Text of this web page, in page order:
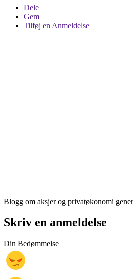
Dele
Gem
Tilføj en Anmeldelse
Blogg om aksjer og privatøkonomi
Skriv en anmeldelse
Din Bedømmelse